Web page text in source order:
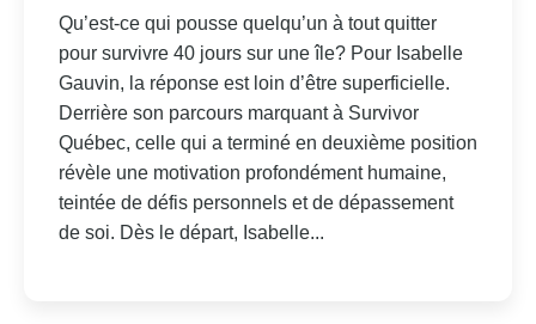
Qu’est-ce qui pousse quelqu’un à tout quitter
pour survivre 40 jours sur une île? Pour Isabelle
Gauvin, la réponse est loin d’être superficielle.
Derrière son parcours marquant à Survivor
Québec, celle qui a terminé en deuxième position
révèle une motivation profondément humaine,
teintée de défis personnels et de dépassement
de soi. Dès le départ, Isabelle...